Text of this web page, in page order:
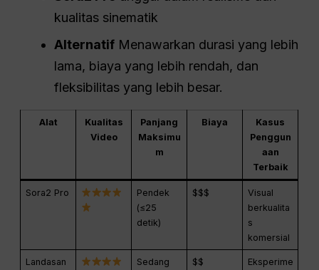
kualitas sinematik
Alternatif Menawarkan durasi yang lebih
lama, biaya yang lebih rendah, dan
fleksibilitas yang lebih besar.
Alat
Kualitas
Video
Panjang
Maksimu
m
Biaya
Kasus
Penggun
aan
Terbaik
Sora2 Pro
Pendek
(≤25
detik)
$$$
Visual
berkualita
s
komersial
Landasan
Sedang $$
Eksperime